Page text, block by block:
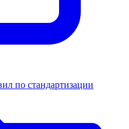
по стандартизации